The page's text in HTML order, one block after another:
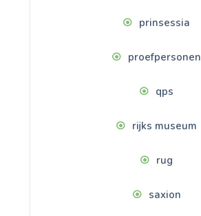
prinsessia
proefpersonen
qps
rijks museum
rug
saxion